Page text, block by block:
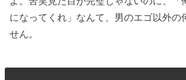
になってくれ」なんて、男のエゴ以外の
せん。